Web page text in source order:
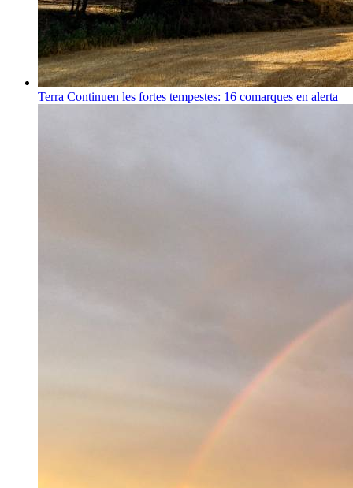
Terra Continuen les fortes tempestes: 16 comarques en alerta